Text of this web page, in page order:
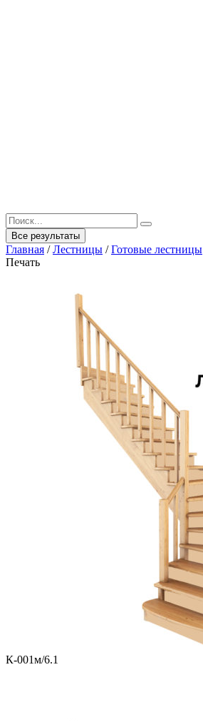
Все результаты
Главная /Лестницы /Готовые лестницы
Печать
К-001м/6.1